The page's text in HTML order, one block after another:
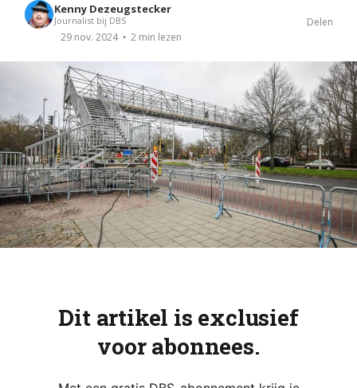
Kenny Dezeugstecker
Journalist bij DBS
29 nov. 2024 2 min lezen
Delen
Dit artikel is exclusief
voor abonnees.